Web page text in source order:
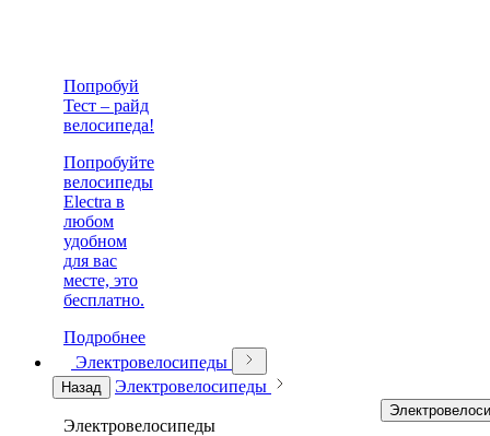
Попробуй
Тест – райд
велосипеда!
Попробуйте
велосипеды
Electra в
любом
удобном
для вас
месте, это
бесплатно.
Подробнее
Электровелосипеды
Назад Электровелосипеды
Электровелосипеды